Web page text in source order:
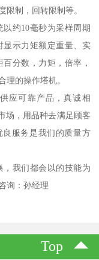
限制，回转限制等。
约10毫秒为采样周期
显示力矩额定重量、实
分数，力矩，倍率，
理的操作塔机。
应可靠产品，真诚相
场，用品种去满足顾客
服务是我们的质量方
，我们都会以的技能为
询：孙经理
Top